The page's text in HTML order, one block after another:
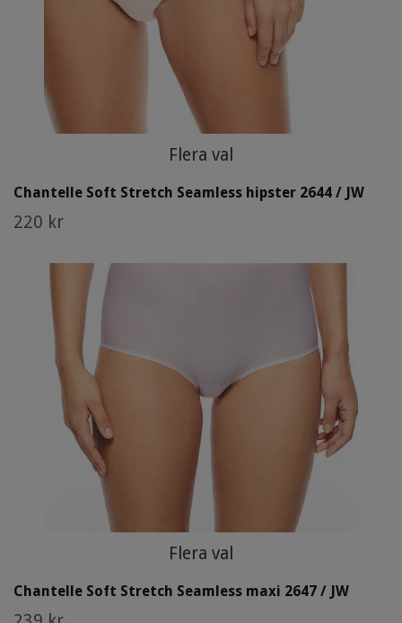
Flera val
Chantelle Soft Stretch Seamless hipster 2644 / JW
220 kr
Flera val
Chantelle Soft Stretch Seamless maxi 2647 / JW